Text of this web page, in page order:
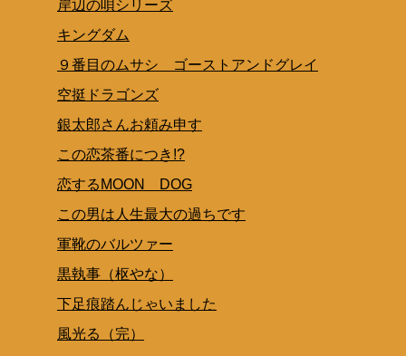
岸辺の唄シリーズ
キングダム
９番目のムサシ ゴーストアンドグレイ
空挺ドラゴンズ
銀太郎さんお頼み申す
この恋茶番につき!?
恋するMOON DOG
この男は人生最大の過ちです
軍靴のバルツァー
黒執事（枢やな）
下足痕踏んじゃいました
風光る（完）